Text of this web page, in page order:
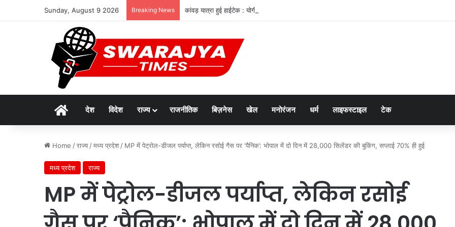
Sunday, August 9 2026 Breaking News कांवड़ यात्रा हुई हाईटेक : योगी सरकार में शिवभक्तों को एक क्लिक पर हर सुविधा
Homeदेश विदेश राज्य राजनीतिक बिज़नेस खेल मनोरंजन धर्म लाइफस्टाइल टेक
Home /राज्य /मध्य प्रदेश / MP में पेट्रोल-डीजल पर्याप्त, लेकिन रसोई गैस पर ‘पैनिक’: भोपाल में दो दिन में 28,000 सिलेंडर की बुकिंग, सप्लाई 70% ही हुई
मध्य प्रदेश राज्य
MP में पेट्रोल-डीजल पर्याप्त, लेकिन रसोई